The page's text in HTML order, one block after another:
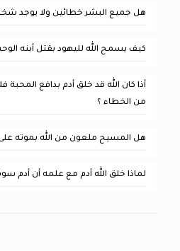
هل جميع البشر خطائين ولا يوجد
كيف يسمح الله لليهود بقتل أبنه
أذا كان الله قد خلق أدم بدافع
من الخطاء ؟
هل المسيح ملعون من الله بموته
لماذا خلق الله أدم مع علمه أن أدم